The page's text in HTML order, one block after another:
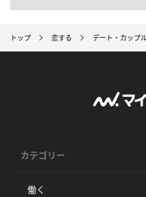
トップ 恋する デート・カップ
カテゴリー
働く